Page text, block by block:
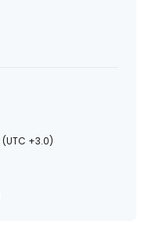
(UTC +3.0)